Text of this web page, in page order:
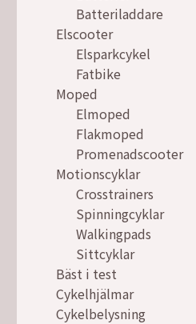
Batteriladdare
Elscooter
Elsparkcykel
Fatbike
Moped
Elmoped
Flakmoped
Promenadscooter
Motionscyklar
Crosstrainers
Spinningcyklar
Walkingpads
Sittcyklar
Bäst i test
Cykelhjälmar
Cykelbelysning